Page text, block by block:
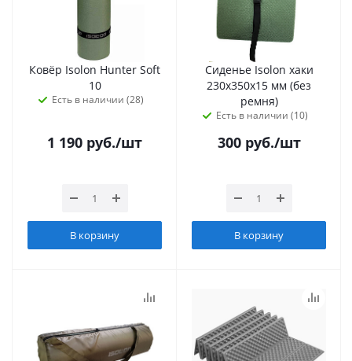
Ковёр Isolon Hunter Soft
10
Есть в наличии (28)
1 190 руб./шт
В корзину
Сиденье Isolon хаки
230х350х15 мм (без
ремня)
Есть в наличии (10)
300руб./шт
В корзину